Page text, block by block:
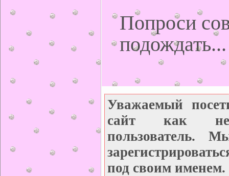
Попроси
подождать...
Уважаемый
сайт как
пользователь.
под своим именем.